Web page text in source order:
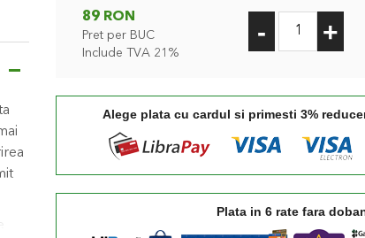
89 RON
Pret per BUC
Include TVA 21%
- +
Alege plata cu cardul si primesti 3%
Plata in 6 rate fara